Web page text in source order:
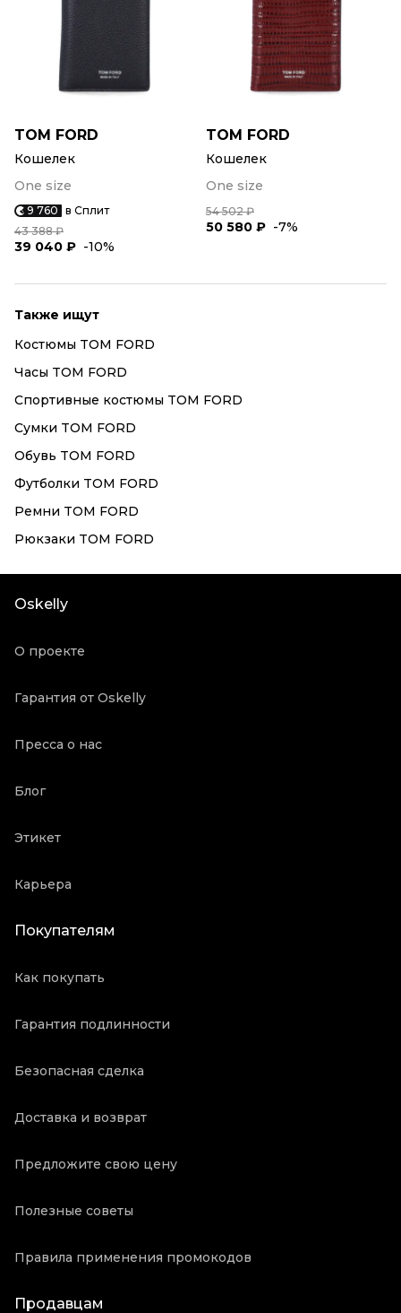
TOM FORD
Кошелек
One size
9 760 в Сплит
43 388 ₽
39 040 ₽ -10%
TOM FORD
Кошелек
One size
54 502 ₽
50 580 ₽ -7%
Также ищут
Костюмы TOM FORD
Часы TOM FORD
Спортивные костюмы TOM FORD
Сумки TOM FORD
Обувь TOM FORD
Футболки TOM FORD
Ремни TOM FORD
Рюкзаки TOM FORD
Oskelly
О проекте
Гарантия от Oskelly
Пресса о нас
Блог
Этикет
Карьера
Покупателям
Как покупать
Гарантия подлинности
Безопасная сделка
Доставка и возврат
Предложите свою цену
Полезные советы
Правила применения промокодов
Продавцам